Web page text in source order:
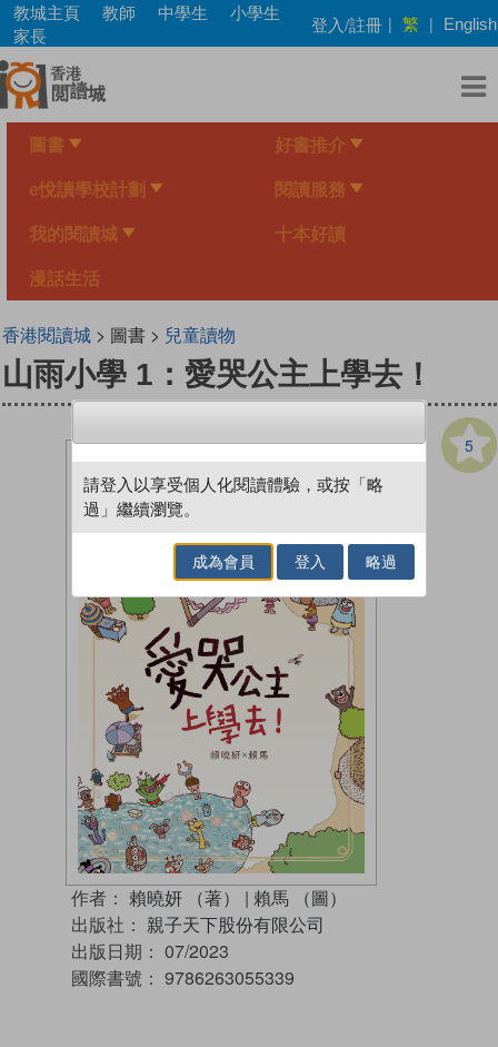
Skip
main
content
教城主頁 教師 中學生
小學生
家長
登入/註冊 | 繁 | English
圖書 好書推介
e悅讀學校計劃 閱讀服務
我的閱讀城 十本好讀
漫話生活
香港閱讀城> 圖書 > 兒童讀物
山雨小學 1：愛哭公主上學去！
5
作者： 賴曉妍 （著） | 賴馬 （圖）
出版社： 親子天下股份有限公司
出版日期： 07/2023
國際書號： 9786263055339
請登入以享受個人化閱讀體驗，或按「略
過」繼續瀏覽。
成為會員 登入 略過